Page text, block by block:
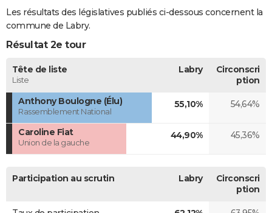
Les résultats des législatives publiés ci-dessous concernent la
commune de Labry.
Résultat 2e tour
Tête de liste
Liste
Labry
Circonscri
ption
Anthony Boulogne (Élu)
Rassemblement National
55,10% 54,64%
Caroline Fiat
Union de la gauche
44,90% 45,36%
Participation au scrutin Labry
Circonscri
ption